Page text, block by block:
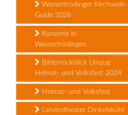
Wassertrüdinger Kirchweih-
Guide 2026
Konzerte in
Wassertrüdingen
Bilderrückblick Umzug
Heimat- und Volksfest 2024
Heimat- und Volksfest
Landestheater Dinkelsbühl